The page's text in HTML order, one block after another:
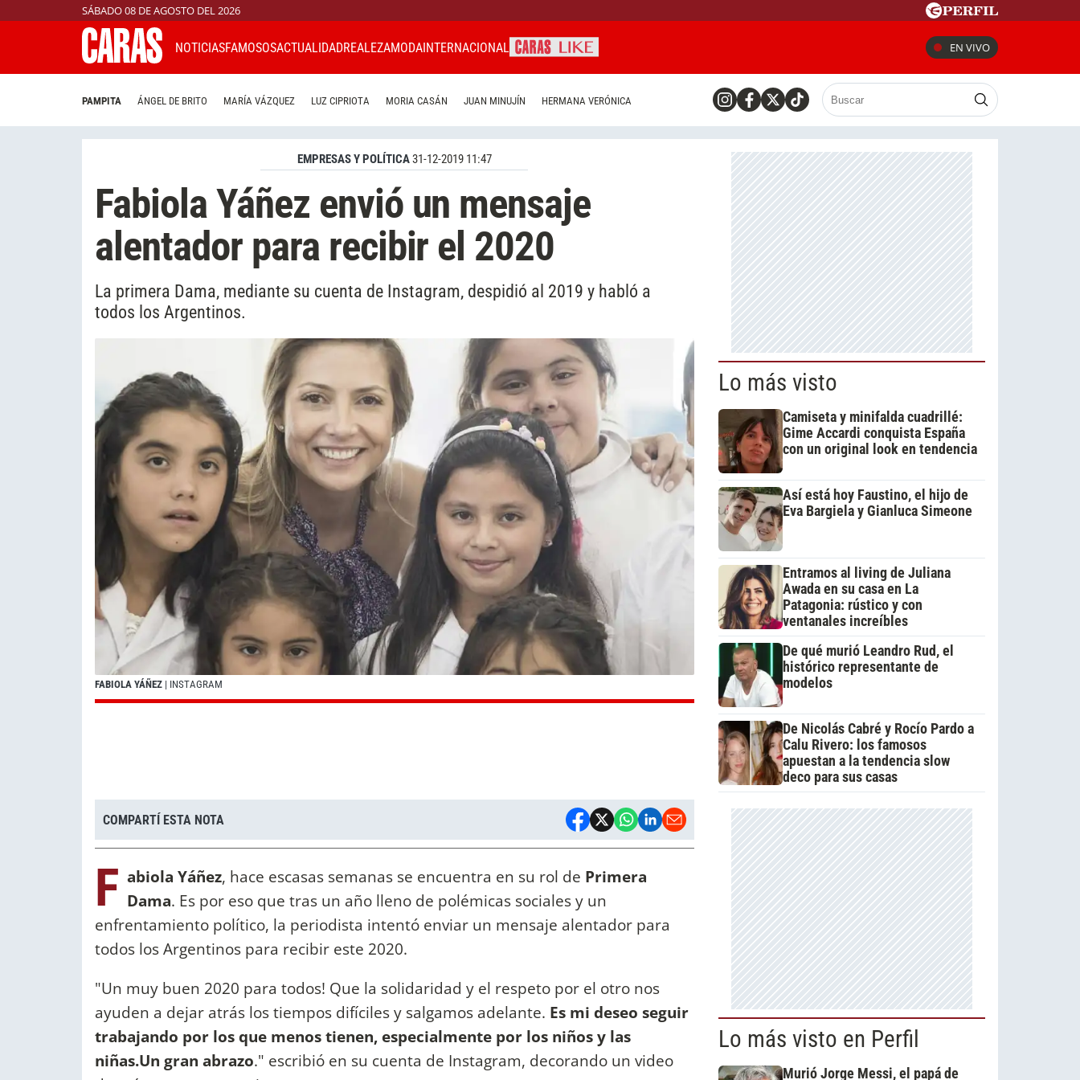
SÁBADO 08 DE AGOSTO DEL 2026
NOTICIASFAMOSOSACTUALIDADREALEZAMODAINTERNACIONAL EN VIVO
PAMPITA ÁNGEL DE BRITO MARÍA VÁZQUEZ LUZ CIPRIOTA MORIA CASÁN JUAN MINUJÍN HERMANA VERÓNICA
EMPRESAS Y POLÍTICA31-12-2019 11:47
Fabiola Yáñez envió un mensaje
alentador para recibir el 2020
La primera Dama, mediante su cuenta de Instagram, despidió al 2019 y habló a
todos los Argentinos.
FABIOLA YÁÑEZ | INSTAGRAM
COMPARTÍ ESTA NOTA
F abiola Yáñez, hace escasas semanas se encuentra en su rol de Primera
Dama. Es por eso que tras un año lleno de polémicas sociales y un
enfrentamiento político, la periodista intentó enviar un mensaje alentador para
todos los Argentinos para recibir este 2020.
"Un muy buen 2020 para todos! Que la solidaridad y el respeto por el otro nos
ayuden a dejar atrás los tiempos difíciles y salgamos adelante. Es mi deseo seguir
trabajando por los que menos tienen, especialmente por los niños y las
niñas.Un gran abrazo." escribió en su cuenta de Instagram, decorando un video
Lo más visto
Camiseta y minifalda cuadrillé:
Gime Accardi conquista España
con un original look en tendencia
Así está hoy Faustino, el hijo de
Eva Bargiela y Gianluca Simeone
Entramos al living de Juliana
Awada en su casa en La
Patagonia: rústico y con
ventanales increíbles
De qué murió Leandro Rud, el
histórico representante de
modelos
De Nicolás Cabré y Rocío Pardo a
Calu Rivero: los famosos
apuestan a la tendencia slow
deco para sus casas
Lo más visto en Perfil
Murió Jorge Messi, el papá de